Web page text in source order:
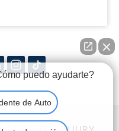
puedo ayudarte?
de Auto